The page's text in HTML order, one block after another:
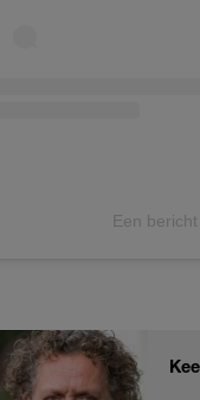
Een